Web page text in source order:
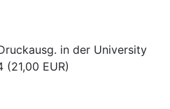
in der University
(21,00 EUR)